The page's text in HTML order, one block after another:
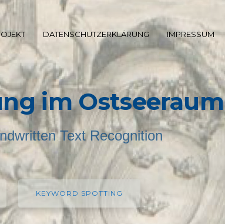
DATENSCHUTZERKLÄRUNG IMPRESSUM
im Ostseeraum
Text Recognition
KEYWORD SPOTTING